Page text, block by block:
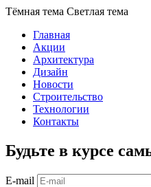
Тёмная тема Светлая тема
Главная
Акции
Архитектура
Дизайн
Новости
Строительство
Технологии
Контакты
Будьте в курсе
E-mail